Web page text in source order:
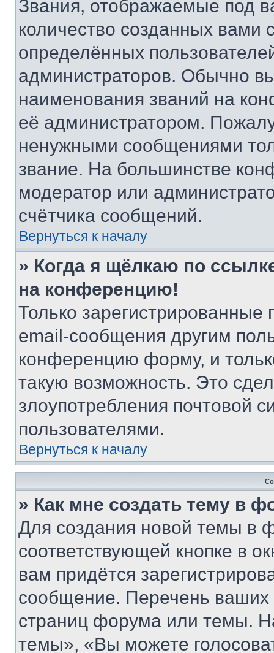
Звания, отображаемые под
количество созданных
определённых
администраторов. Обычно
наименования званий на
её администратором.
ненужными сообщениями
звание. На большинстве
модератор или
счётчика сообщений.
Вернуться к началу
» Когда я щёлкаю по
на конференцию!
Только зарегистрированные
email-сообщения другим
конференцию форму, и
такую возможность. Это
злоупотребления почтовой
пользователями.
Вернуться к началу
» Как мне создать тему в
Для создания новой темы в
соответствующей кнопке в
вам придётся
сообщение. Перечень ваших
страниц форума или темы.
темы», «Вы можете